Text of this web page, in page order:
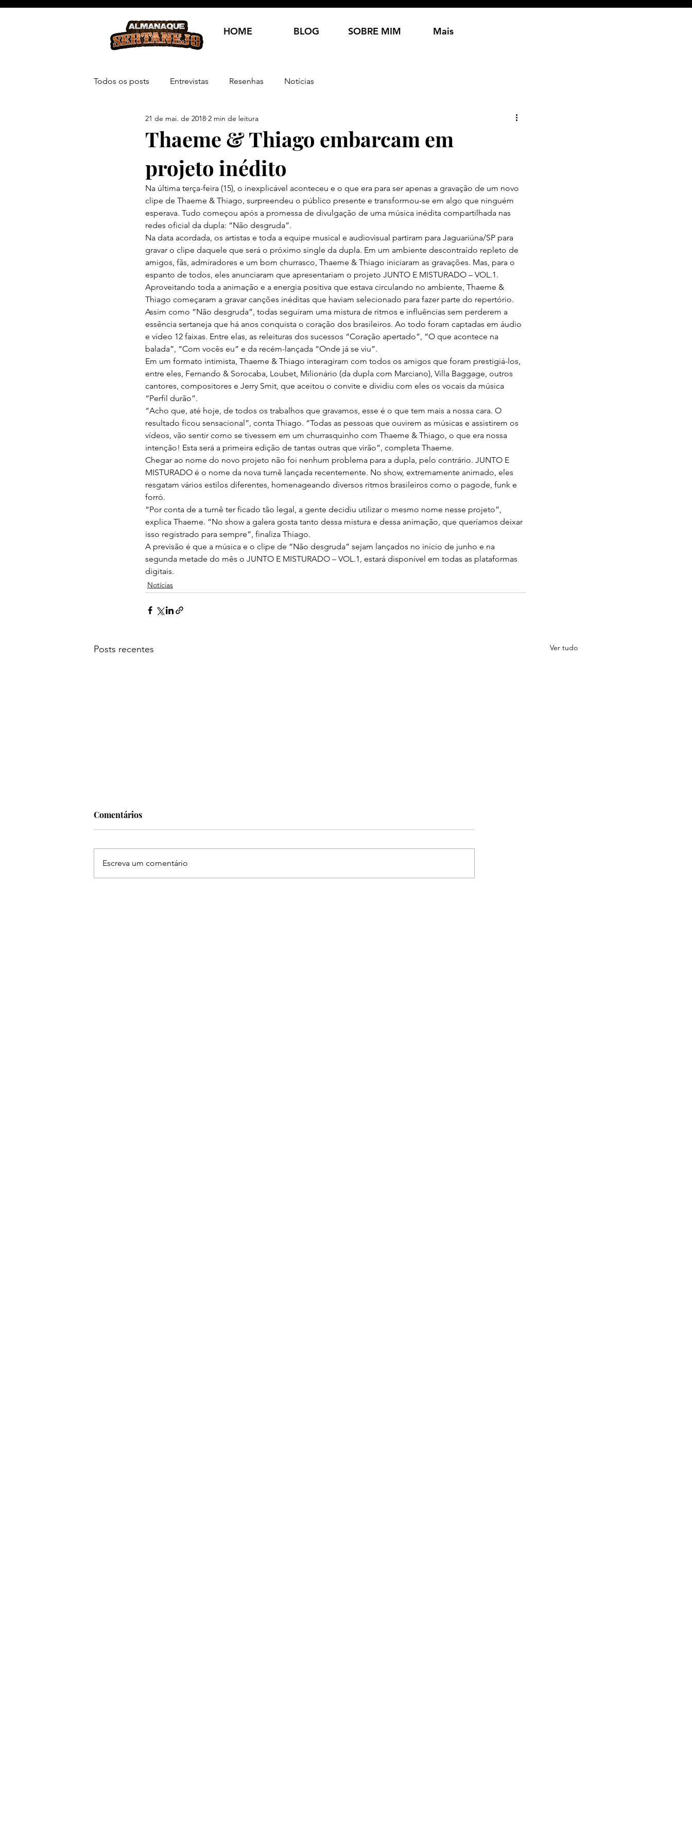
HOME BLOG SOBRE MIM Mais
Todos os posts Entrevistas Resenhas Notícias
Thaeme & Thiago embarcam em
projeto inédito
21 de mai. de 2018 2 min de leitura
Na última terça-feira (15), o inexplicável aconteceu e o que era para ser apenas a gravação de um novo
clipe de Thaeme & Thiago, surpreendeu o público presente e transformou-se em algo que ninguém
esperava. Tudo começou após a promessa de divulgação de uma música inédita compartilhada nas
redes oficial da dupla: “Não desgruda”.
Na data acordada, os artistas e toda a equipe musical e audiovisual partiram para Jaguariúna/SP para
gravar o clipe daquele que será o próximo single da dupla. Em um ambiente descontraído repleto de
amigos, fãs, admiradores e um bom churrasco, Thaeme & Thiago iniciaram as gravações. Mas, para o
espanto de todos, eles anunciaram que apresentariam o projeto JUNTO E MISTURADO – VOL.1.
Aproveitando toda a animação e a energia positiva que estava circulando no ambiente, Thaeme &
Thiago começaram a gravar canções inéditas que haviam selecionado para fazer parte do repertório.
Assim como “Não desgruda”, todas seguiram uma mistura de ritmos e influências sem perderem a
essência sertaneja que há anos conquista o coração dos brasileiros. Ao todo foram captadas em áudio
e vídeo 12 faixas. Entre elas, as releituras dos sucessos “Coração apertado”, “O que acontece na
balada”, “Com vocês eu” e da recém-lançada “Onde já se viu”.
Em um formato intimista, Thaeme & Thiago interagiram com todos os amigos que foram prestigiá-los,
entre eles, Fernando & Sorocaba, Loubet, Milionário (da dupla com Marciano), Villa Baggage, outros
cantores, compositores e Jerry Smit, que aceitou o convite e dividiu com eles os vocais da música
“Perfil durão”.
“Acho que, até hoje, de todos os trabalhos que gravamos, esse é o que tem mais a nossa cara. O
resultado ficou sensacional”, conta Thiago. “Todas as pessoas que ouvirem as músicas e assistirem os
vídeos, vão sentir como se tivessem em um churrasquinho com Thaeme & Thiago, o que era nossa
intenção! Esta será a primeira edição de tantas outras que virão”, completa Thaeme.
Chegar ao nome do novo projeto não foi nenhum problema para a dupla, pelo contrário. JUNTO E
MISTURADO é o nome da nova turnê lançada recentemente. No show, extremamente animado, eles
resgatam vários estilos diferentes, homenageando diversos ritmos brasileiros como o pagode, funk e
forró.
“Por conta de a turnê ter ficado tão legal, a gente decidiu utilizar o mesmo nome nesse projeto”,
explica Thaeme. “No show a galera gosta tanto dessa mistura e dessa animação, que queríamos deixar
isso registrado para sempre”, finaliza Thiago.
A previsão é que a música e o clipe de “Não desgruda” sejam lançados no início de junho e na
segunda metade do mês o JUNTO E MISTURADO – VOL.1, estará disponível em todas as plataformas
digitais.
Notícias
Posts recentes Ver tudo
Comentários
Escreva um comentário